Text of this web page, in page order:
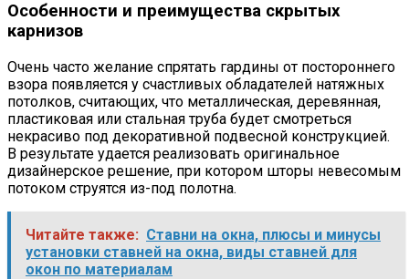
Особенности и преимущества скрытых
карнизов
Очень часто желание спрятать гардины от постороннего
взора появляется у счастливых обладателей натяжных
потолков, считающих, что металлическая, деревянная,
пластиковая или стальная труба будет смотреться
некрасиво под декоративной подвесной конструкцией.
В результате удается реализовать оригинальное
дизайнерское решение, при котором шторы невесомым
потоком струятся из-под полотна.
Читайте также: Ставни на окна, плюсы и минусы
установки ставней на окна, виды ставней для
окон по материалам